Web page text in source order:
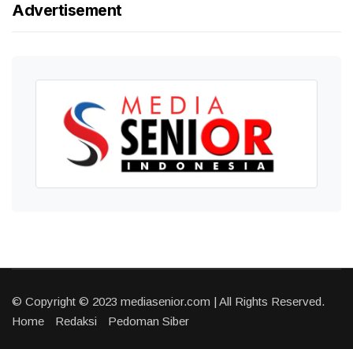
Advertisement
© Copyright © 2023 mediasenior.com | All Rights Reserved.
Home
Redaksi Pedoman Siber